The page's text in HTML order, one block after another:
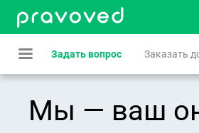
Задать вопрос Заказать
Мы — ваш